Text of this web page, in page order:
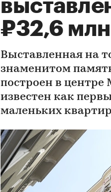
₽32,6 млн
Выставленная на
знаменитом
построен в центре
известен как
маленьких